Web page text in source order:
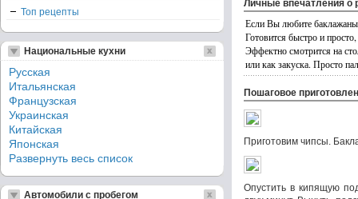
Личные впечатления о
Если Вы любите баклажаны
Готовится быстро и
Эффектно смотрится на
или как закуска. Просто
Пошаговое
Приготовим чипсы.
Опустить в кипящую
Топ рецепты
Национальные кухни
Русская
Итальянская
Французская
Украинская
Китайская
Японская
Развернуть весь список
Автомобили с пробегом